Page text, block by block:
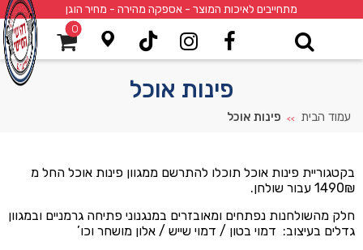
מתחייבים לאיכות המוצר - אספקה מהירה - מחיר הוגן
0
פינות אוכל
עמוד הבית >> פינות אוכל
בקטגוריית פינות אוכל תוכלו להתרשם ממגוון פינות אוכל החל מ
1490₪ עבור שולחן.
חלק מהשולחנות נפתחים ומאובזרים במנגנוני פתיחה גרמניים ובמגוון
גדלים בעיצוב: דמוי בטון / דמוי שייש / אלון מושחר וכו’